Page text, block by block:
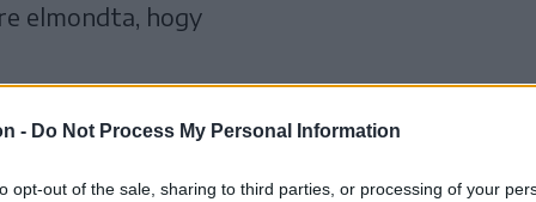
- Do Not Process My Personal Information
opt-out of the sale, sharing to third parties, or processing of your
elmondta, hogy
9,8 milliárd
évek tapasztalatai